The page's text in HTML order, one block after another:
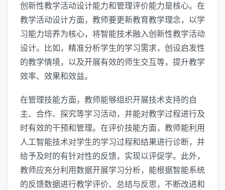
创新性教学活动设计能力和管理评价能力是核心。在
教学活动设计方面，教师要更新教育教学理念，以学
习能力培养为核心，将智能技术融入创新性教学活动
设计。比如，精准分析学生的学习需求，创设启发性
的教学情境，以及开展有效的师生交互等，提升教学
效率、效果和效益。
在管理技能方面，教师能够组织开展技术支持的自
主、合作、探究等学习活动，并能对教学过程进行及
时有效的干预和管理。在评价技能方面，教师能利用
人工智能技术对学生的学习过程和结果进行诊断，并
给予及时的有针对性的反馈，实现以评促学。此外，
教师应充分利用数据开展学习分析，能根据智能系统
的反馈数据进行教学评价、总结与反思，不断改进和